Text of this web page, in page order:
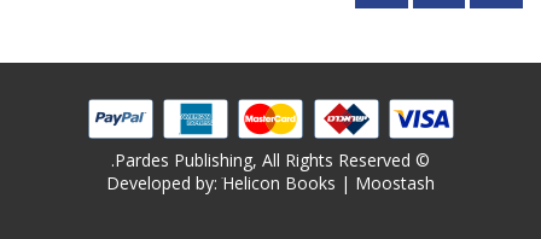
© Pardes Publishing, All Rights Reserved.
Developed by: ׁHelicon Books | Moostash